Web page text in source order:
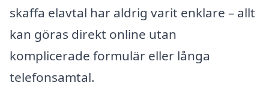
skaffa elavtal har aldrig varit enklare – allt
kan göras direkt online utan
komplicerade formulär eller långa
telefonsamtal.